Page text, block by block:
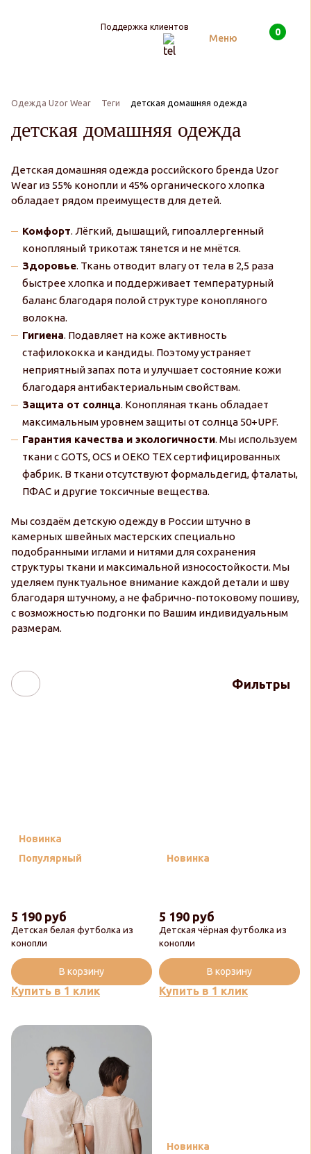
Поддержка клиентов
Меню
Поиск 0
Одежда Uzor Wear Теги детская домашняя одежда
детская домашняя одежда
Детская домашняя одежда российского бренда Uzor
Wear из 55% конопли и 45% органического хлопка
обладает рядом преимуществ для детей.
Комфорт. Лёгкий, дышащий, гипоаллергенный
конопляный трикотаж тянется и не мнётся.
Здоровье. Ткань отводит влагу от тела в 2,5 раза
быстрее хлопка и поддерживает температурный
баланс благодаря полой структуре конопляного
волокна.
Гигиена. Подавляет на коже активность
стафилококка и кандиды. Поэтому устраняет
неприятный запах пота и улучшает состояние кожи
благодаря антибактериальным свойствам.
Защита от солнца. Конопляная ткань обладает
максимальным уровнем защиты от солнца 50+UPF.
Гарантия качества и экологичности. Мы используем
ткани с GOTS, OCS и OEKO TEX сертифицированных
фабрик. В ткани отсутствуют формальдегид, фталаты,
ПФАС и другие токсичные вещества.
Мы создаём детскую одежду в России штучно в
камерных швейных мастерских специально
подобранными иглами и нитями для сохранения
структуры ткани и максимальной износостойкости. Мы
уделяем пунктуальное внимание каждой детали и шву
благодаря штучному, а не фабрично-потоковому пошиву,
с возможностью подгонки по Вашим индивидуальным
размерам.
Фильтры
Новинка
Популярный
Детская белая футболка из
конопли
5 190 руб
Купить в 1 клик
В корзину
Новинка
Детская чёрная футболка из
конопли
5 190 руб
Купить в 1 клик
В корзину
Новинка